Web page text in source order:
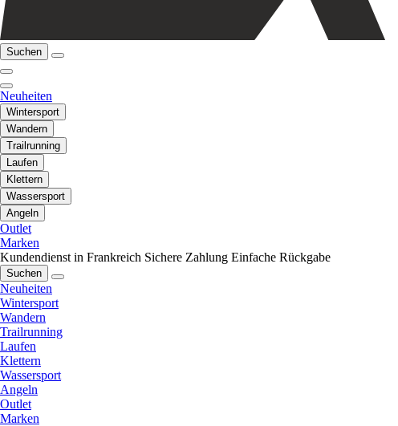
Suchen
Neuheiten
Wintersport
Wandern
Trailrunning
Laufen
Klettern
Wassersport
Angeln
Outlet
Marken
Kundendienst in Frankreich Sichere Zahlung Einfache Rückgabe
Suchen
Neuheiten
Wintersport
Wandern
Trailrunning
Laufen
Klettern
Wassersport
Angeln
Outlet
Marken